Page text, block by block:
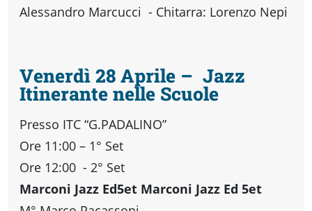
Alessandro Marcucci - Chitarra: Lorenzo Nepi
Venerdì 28 Aprile – Jazz
Itinerante nelle Scuole
Presso ITC “G.PADALINO”
Ore 11:00 – 1° Set
Ore 12:00 - 2° Set
Marconi Jazz Ed5et Marconi Jazz Ed 5et